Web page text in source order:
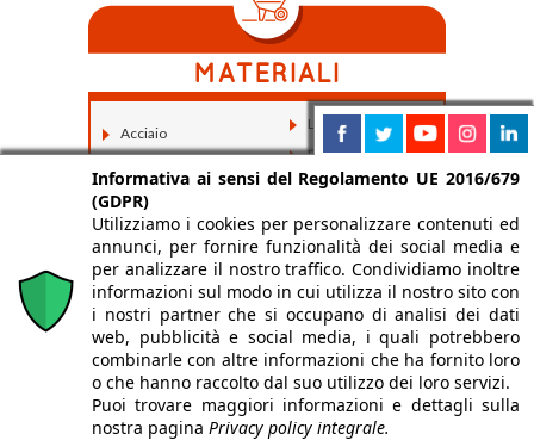
Acciaio
Bambù
Calcestruzzo
Cartongesso
Cemento
Ceramica
Compositi
Fibrocemento
Legno
Pietra
Plastica
PVC
Rame
Resina
Tessuti
Vetro
Informativa ai sensi del Regolamento UE 2016/679
(GDPR)
Utilizziamo i cookies per personalizzare contenuti ed
annunci, per fornire funzionalità dei social media e
per analizzare il nostro traffico. Condividiamo inoltre
informazioni sul modo in cui utilizza il nostro sito con
i nostri partner che si occupano di analisi dei dati
web, pubblicità e social media, i quali potrebbero
combinarle con altre informazioni che ha fornito loro
o che hanno raccolto dal suo utilizzo dei loro servizi.
Puoi trovare maggiori informazioni e dettagli sulla
nostra pagina Privacy policy integrale.